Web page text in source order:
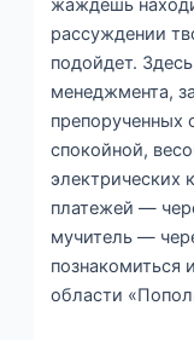
жаждешь
рассуждении
подойдет.
менеджмента,
препорученных
спокойной,
электрических
платежей —
мучитель —
области